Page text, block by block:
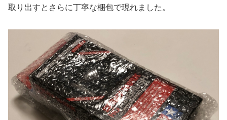
取り出すとさらに丁寧な梱包で現れました。